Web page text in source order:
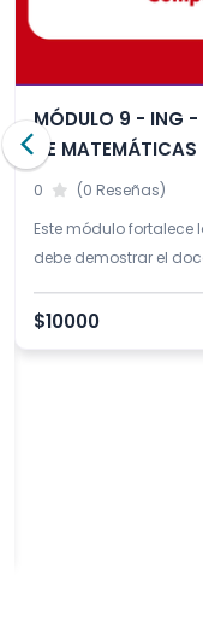
MÓDULO 9 - ING -
DE MATEMÁTICAS
0
(0 Reseñas)
Este módulo
debe demostrar el
evaluación docente.
$10000